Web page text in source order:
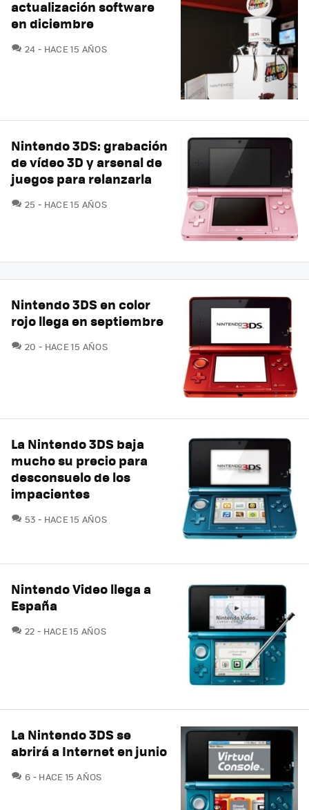
actualización software
en diciembre
24 COMENTARIOS
HACE 15 AÑOS
Nintendo 3DS: grabación
de vídeo 3D y arsenal de
juegos para relanzarla
25 COMENTARIOS
HACE 15 AÑOS
Nintendo 3DS en color
rojo llega en septiembre
20 COMENTARIOS
HACE 15 AÑOS
La Nintendo 3DS baja
mucho su precio para
desconsuelo de los
impacientes
53 COMENTARIOS
HACE 15 AÑOS
Nintendo Video llega a
España
22 COMENTARIOS
HACE 15 AÑOS
La Nintendo 3DS se
abrirá a Internet en junio
6 COMENTARIOS
HACE 15 AÑOS